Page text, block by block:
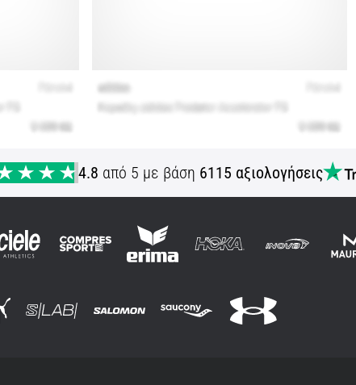
4.8 από 5 με βάση 6115 αξιολογήσεις